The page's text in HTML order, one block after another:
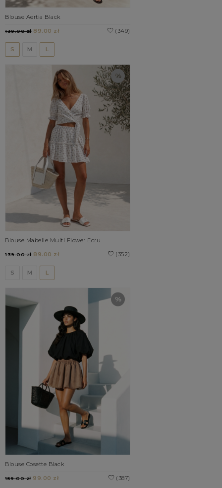
Blouse Aertia Black
(349)
139.00 zł89.00 zł
S M L
Blouse Mabelle Multi Flower Ecru
(352)
139.00 zł89.00 zł
S M L
Blouse Cosette Black
(387)
159.00 zł99.00 zł